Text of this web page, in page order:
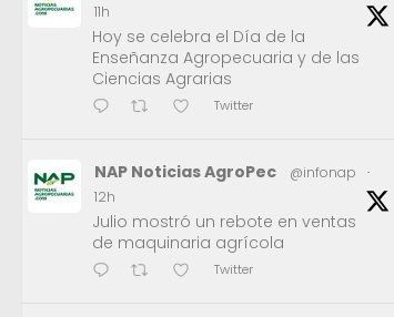
11h
Hoy se celebra el Día de la
Enseñanza Agropecuaria y de las
Ciencias Agrarias
Twitter
NAP Noticias AgroPec @infonap
·
12h
Julio mostró un rebote en ventas
de maquinaria agrícola
Twitter